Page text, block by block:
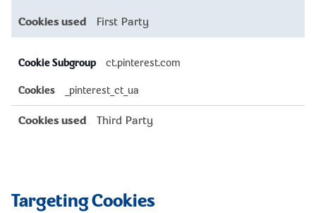
First Party
ct.pinterest.com
_pinterest_ct_ua
Third Party
Targeting Cookies